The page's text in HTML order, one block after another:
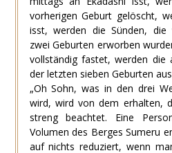
vorherigen Geburt gelöscht,
isst, werden die Sünden, die
zwei Geburten erworben
vollständig fastet, werden die
der letzten sieben Geburten
„Oh Sohn, was in den drei
wird, wird von dem erhalten,
streng beachtet. Eine
Volumen des Berges Sumeru
auf nichts reduziert, wenn